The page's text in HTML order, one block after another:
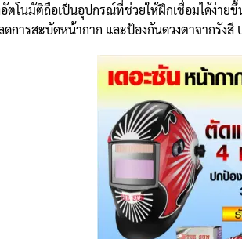
โนมัติถือเป็นอุปกรณ์ที่ช่วยให้ฝึกเชื่อมได้ง่าย
การสะบัดหน้ากาก และป้องกันดวงตาจากรังสี